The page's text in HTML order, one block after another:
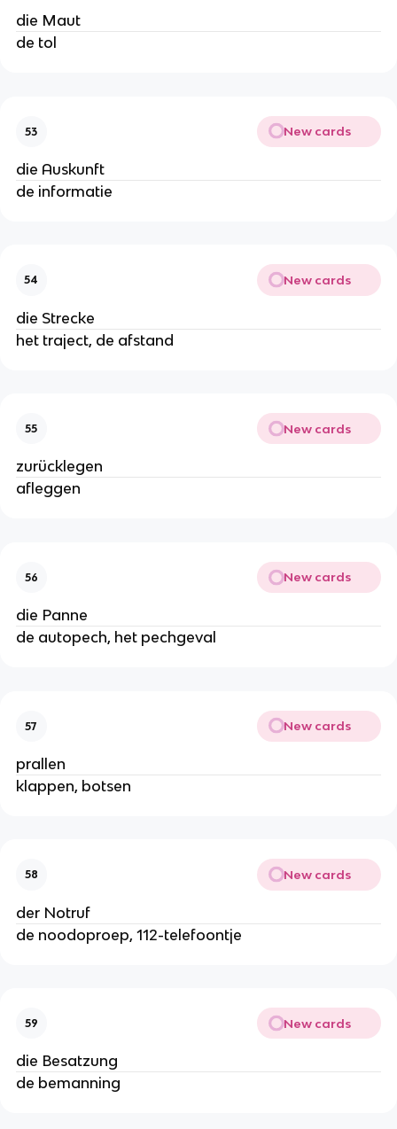
die Maut
de tol
53 New cards
die Auskunft
de informatie
54 New cards
die Strecke
het traject, de afstand
55 New cards
zurücklegen
afleggen
56 New cards
die Panne
de autopech, het pechgeval
57 New cards
prallen
klappen, botsen
58 New cards
der Notruf
de noodoproep, 112-telefoontje
59 New cards
die Besatzung
de bemanning